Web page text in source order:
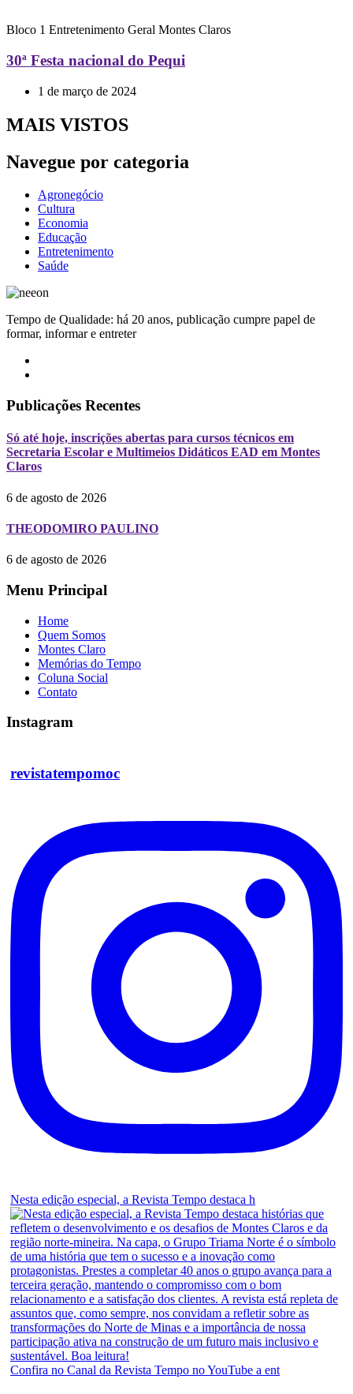
Bloco 1 Entretenimento Geral Montes Claros
30ª Festa nacional do Pequi
1 de março de 2024
MAIS VISTOS
Navegue por categoria
Agronegócio
Cultura
Economia
Educação
Entretenimento
Saúde
Tempo de Qualidade: há 20 anos, publicação cumpre papel de
formar, informar e entreter
Publicações Recentes
Só até hoje, inscrições abertas para cursos técnicos em
Secretaria Escolar e Multimeios Didáticos EAD em Montes
Claros
6 de agosto de 2026
THEODOMIRO PAULINO
6 de agosto de 2026
Menu Principal
Home
Quem Somos
Montes Claro
Memórias do Tempo
Coluna Social
Contato
Instagram
revistatempomoc
Nesta edição especial, a Revista Tempo destaca h
Confira no Canal da Revista Tempo no YouTube a ent